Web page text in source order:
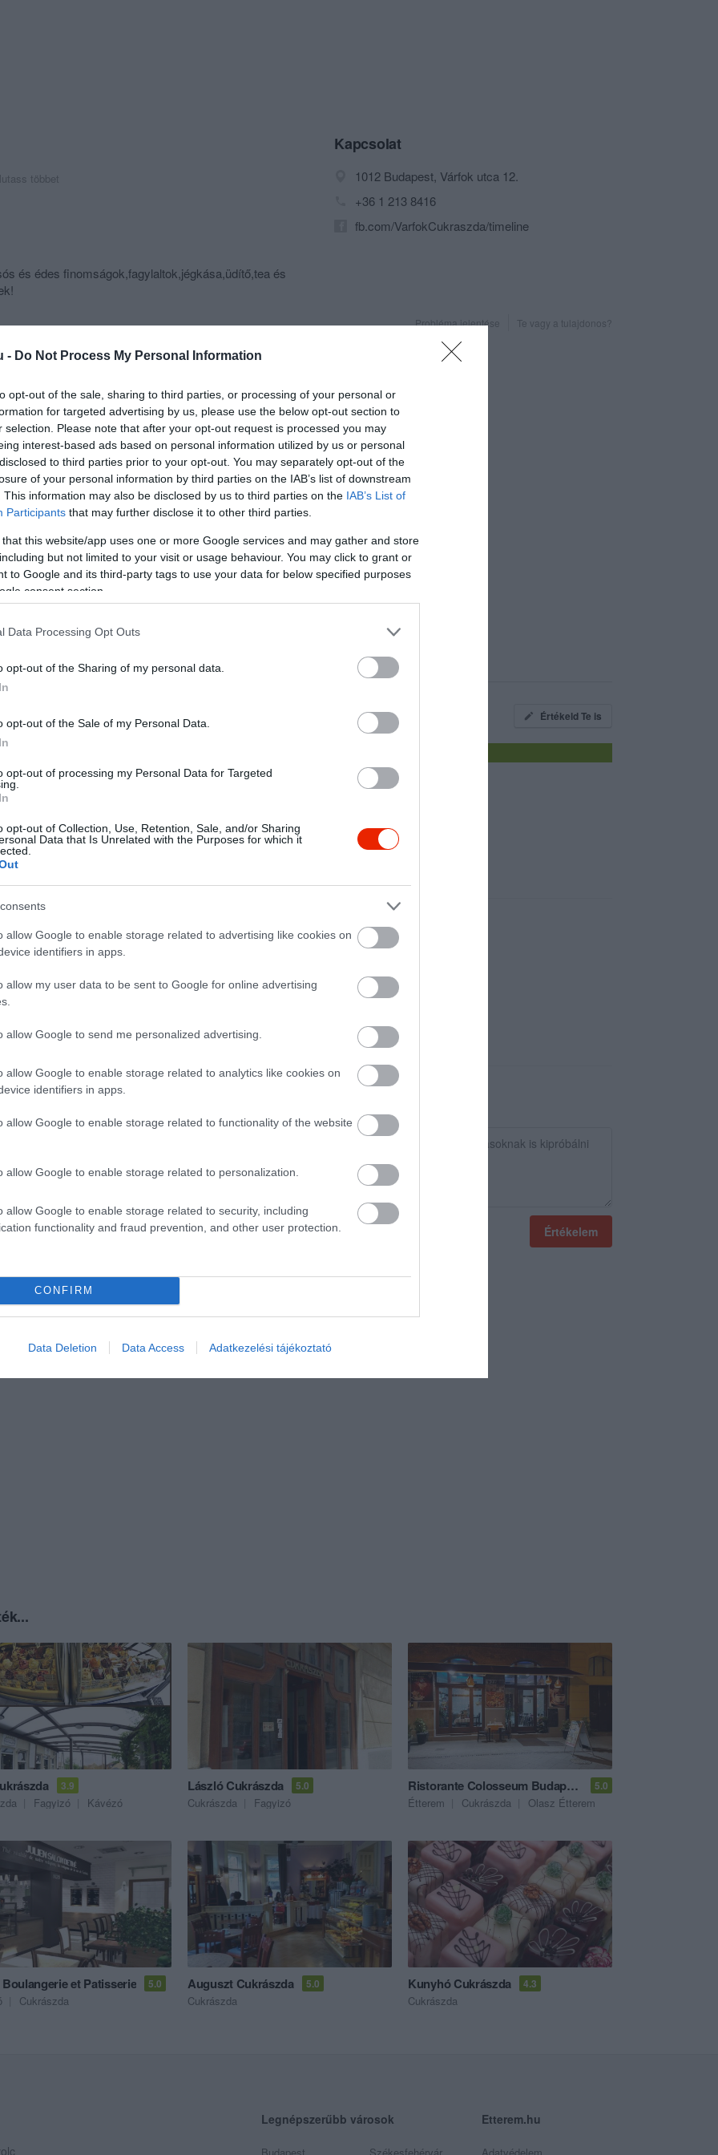
- Do Not Process My Personal Information
opt-out of the sale, sharing to third parties, or processing of your personal or
for targeted advertising by us, please use the below opt-out section to
selection. Please note that after your opt-out request is processed you may
interest-based ads based on personal information utilized by us or personal
to third parties prior to your opt-out. You may separately opt-out of the
of your personal information by third parties on the IAB’s list of downstream
This information may also be disclosed by us to third parties on the IAB’s List of
Participants that may further disclose it to other third parties.
that this website/app uses one or more Google services and may gather and store
but not limited to your visit or usage behaviour. You may click to grant or
to Google and its third-party tags to use your data for below specified purposes
consent section.
Data Processing Opt Outs
opt-out of the Sharing of my personal data.
opt-out of the Sale of my Personal Data.
opt-out of processing my Personal Data for Targeted
opt-out of Collection, Use, Retention, Sale, and/or Sharing
Data that Is Unrelated with the Purposes for which it
allow Google to enable storage related to advertising like cookies on
identifiers in apps.
allow my user data to be sent to Google for online advertising
allow Google to send me personalized advertising.
allow Google to enable storage related to analytics like cookies on
identifiers in apps.
allow Google to enable storage related to functionality of the website
allow Google to enable storage related to personalization.
allow Google to enable storage related to security, including
functionality and fraud prevention, and other user protection.
CONFIRM
Data Deletion Data Access Adatkezelési tájékoztató
többet
és édes finomságok,fagylaltok,jégkása,üdítő,tea és
Kapcsolat
1012 Budapest, Várfok utca 12.
+36 1 213 8416
fb.com/VarfokCukraszda/timeline
Probléma jelentése Te vagy a tulajdonos?
Értékeld Te is
kellemes légkörű kedves kis hely
Értékelem
3.9
Fagyizó Kávézó
László Cukrászda 5.0
Cukrászda Fagyizó
Ristorante Colosseum Budapest 5.0
Étterem Cukrászda Olasz Étterem
et Patisserie 5.0
Cukrászda
Auguszt Cukrászda 5.0
Cukrászda
Kunyhó Cukrászda 4.3
Cukrászda
Legnépszerűbb városok Etterem.hu